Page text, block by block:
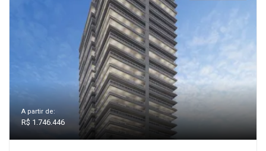
A partir de:
R$ 1.746.446